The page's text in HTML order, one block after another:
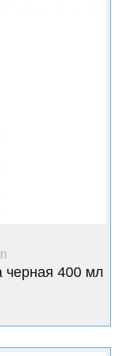
черная 400 мл